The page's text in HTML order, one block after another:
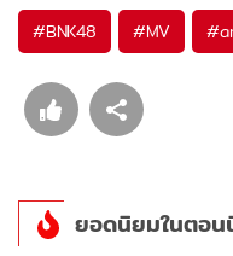
#BNK48 #MV #
ยอดนิยมในตอน